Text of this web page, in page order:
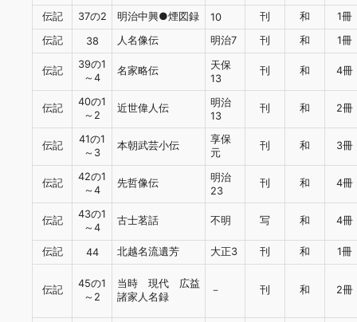
伝記
37の2 明治中興●煙図録 10 刊 和
1冊
伝記
38 人名像伝 明治7 刊 和 1冊
伝記
39の1
～4
名家略伝
天保
13
刊 和 4冊
伝記
40の1
～2
近世偉人伝
明治
13
刊 和 2冊
伝記
41の1
～3
本朝武芸小伝
享保
元
刊 和 3冊
伝記
42の1
～4
先哲像伝
明治
23
刊 和 4冊
伝記
43の1
～4
古士茗話 不明 写 和 4冊
伝記 44 北越名流遺芳 大正3 刊 和 1冊
伝記
45の1
～2
当時 現代 広益
諸家人名録
－ 刊 和 2冊